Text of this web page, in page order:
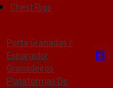
Chest Rigs
Porta Granadas /
Espargidor
Granadeiros
Plataformas De
K9